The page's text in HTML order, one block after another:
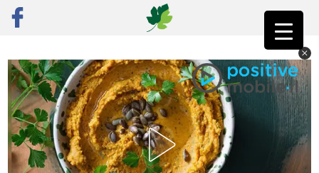
ראשי»רק מתכונים חצילים מתוקים-חריפים בסילאן